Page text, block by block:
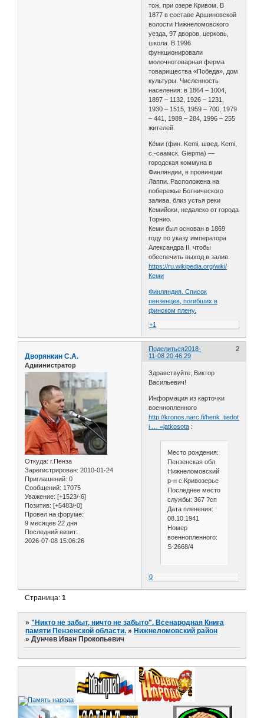
тож, при озере Кривом. В
1877 в составе Аршиновской
волости Нижнеломовского
уезда, 97 дворов, церковь,
школа. В 1996
функционировали
молочнотоварная ферма
товарищества «Победа», дом
культуры. Численность
населения: в 1864 – 1004,
1897 – 1132, 1926 – 1231,
1930 – 1515, 1959 – 700, 1979
– 441, 1989 – 284, 1996 – 255
жителей.
Ке́ми (фин. Kemi, швед. Kemi,
с.-саамск. Giepma) —
городская коммуна в
Финляндии, в провинции
Лаппи. Расположена на
побережье Ботнического
залива, близ устья реки
Кемийоки, недалеко от города
Торнио.
Кеми был основан в 1869
году по указу императора
Александра II, чтобы
обеспечить выход в залив.
https://ru.wikipedia.org/wiki/
Кеми
Финляндия. Список
пензенцев, погибших в
финском плену.
+1
Поделиться 2
2018-
11-08 20:46:29
Дворянкин С.А.
Администратор
Откуда: г.Пенза
Зарегистрирован: 2010-01-24
Приглашений: 0
Сообщений: 17075
Уважение: [+1523/-6]
Позитив: [+5483/-0]
Провел на форуме:
9 месяцев 22 дня
Последний визит:
2026-07-08 15:06:26
Здравствуйте, Виктор
Васильевич!
Информация из карточки
военнопленного
http://kronos.narc.fi/henk_tiedot.php?
i … =jatkosota :
Место рождения:
Пензенская обл.
Нижнеломовский
р-н с.Кривозерье
Последнее место
службы: 367 ?сп
Дата пленения:
08.10.1941
Номер
военнопленного:
S-2668/4
0
Страница:1
»"Никто не забыт, ничто не забыто". Всенародная Книга
памяти Пензенской области. »Нижнеломовский район
»Дунчев Иван Прокопьевич